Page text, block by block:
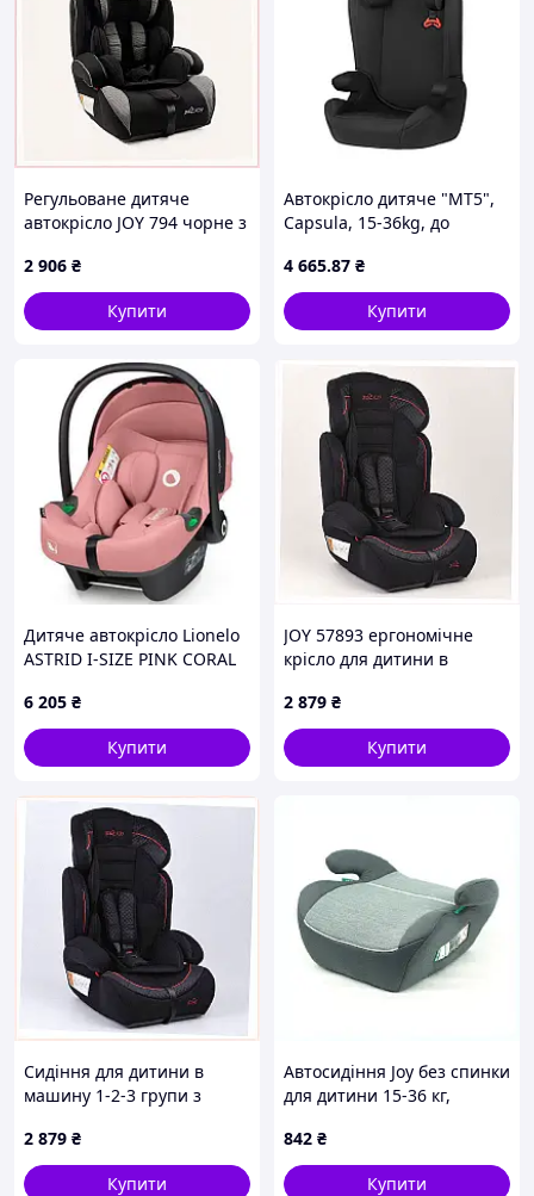
Регульоване дитяче
автокрісло JOY 794 чорне з
2 906 ₴
Купити
Автокрісло дитяче "MT5",
Capsula, 15-36kg, до
4 665.87 ₴
Купити
Дитяче автокрісло Lionelo
ASTRID I-SIZE PINK CORAL
6 205 ₴
Купити
JOY 57893 ергономічне
крісло для дитини в
2 879 ₴
Купити
Сидіння для дитини в
машину 1-2-3 групи з
2 879 ₴
Купити
Автосидіння Joy без спинки
для дитини 15-36 кг,
842 ₴
Купити